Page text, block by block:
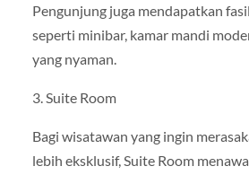
Pengunjung juga mendapatkan
seperti minibar, kamar mandi
yang nyaman.
3. Suite Room
Bagi wisatawan yang ingin
lebih eksklusif, Suite Room